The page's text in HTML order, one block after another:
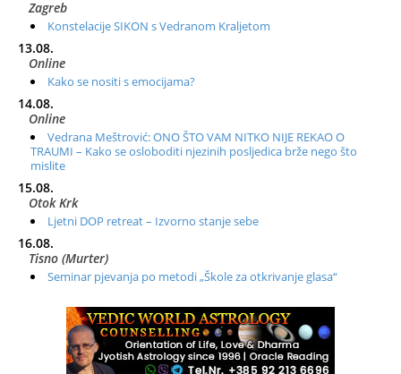
Zagreb
Konstelacije SIKON s Vedranom Kraljetom
13.08.
Online
Kako se nositi s emocijama?
14.08.
Online
Vedrana Meštrović: ONO ŠTO VAM NITKO NIJE REKAO O
TRAUMI – Kako se osloboditi njezinih posljedica brže nego što
mislite
15.08.
Otok Krk
Ljetni DOP retreat – Izvorno stanje sebe
16.08.
Tisno (Murter)
Seminar pjevanja po metodi „Škole za otkrivanje glasa“
Radionica: Pomagači iz drugih dimenzija Online – otvoreno za